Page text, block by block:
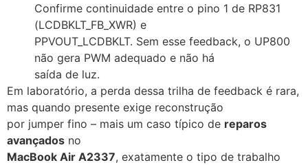
Confirme continuidade entre o pino 1 de RP831
(LCDBKLT_FB_XWR) e
PPVOUT_LCDBKLT. Sem esse feedback, o UP800
não gera PWM adequado e não há
saída de luz.
Em laboratório, a perda dessa trilha de feedback é rara,
mas quando presente exige reconstrução
por jumper fino – mais um caso típico de reparos
avançados no
MacBook Air A2337, exatamente o tipo de trabalho